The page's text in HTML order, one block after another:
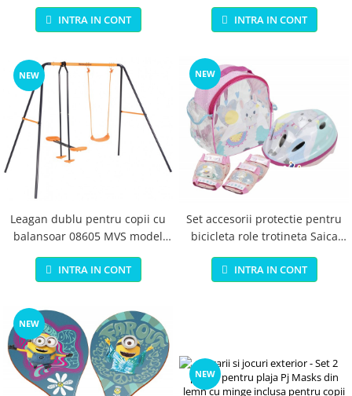
Tonka cu sunete cu roti si
accesorii din plastic Rosie
INTRA IN CONT
din metal
INTRA IN CONT
NEW
Leagan dublu pentru copii cu
balansoar 08605 MVS model
Venus pentru exterior si cadru
metal
INTRA IN CONT
NEW
Set accesorii protectie pentru
bicicleta role trotineta Saica
4601 Alpaca
INTRA IN CONT
NEW
NEW